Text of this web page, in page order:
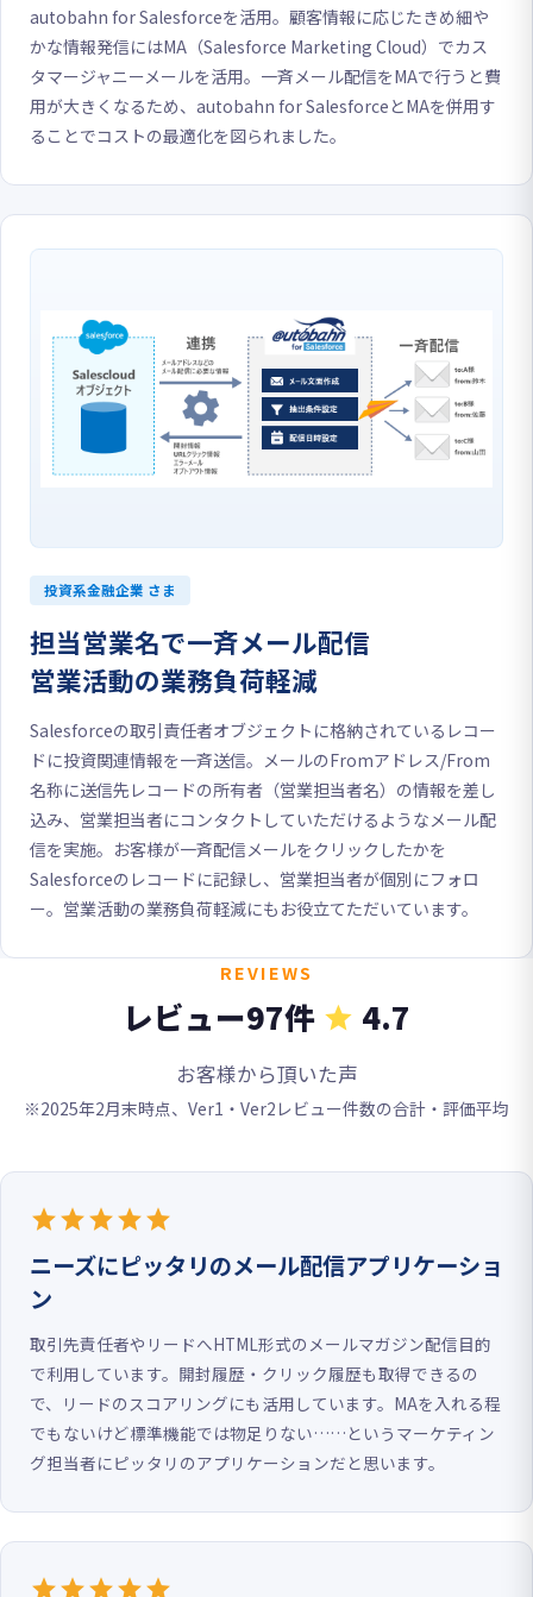
autobahn for Salesforceを活用。顧客情報に応じたきめ細や
かな情報発信にはMA（Salesforce Marketing Cloud）でカス
タマージャニーメールを活用。一斉メール配信をMAで行うと費
用が大きくなるため、autobahn for SalesforceとMAを併用す
ることでコストの最適化を図られました。
投資系金融企業 さま
担当営業名で一斉メール配信
営業活動の業務負荷軽減
Salesforceの取引責任者オブジェクトに格納されているレコー
ドに投資関連情報を一斉送信。メールのFromアドレス/From
名称に送信先レコードの所有者（営業担当者名）の情報を差し
込み、営業担当者にコンタクトしていただけるようなメール配
信を実施。お客様が一斉配信メールをクリックしたかを
Salesforceのレコードに記録し、営業担当者が個別にフォロ
ー。営業活動の業務負荷軽減にもお役立てただいています。
REVIEWS
レビュー97件 star 4.7
お客様から頂いた声
※2025年2月末時点、 Ver1・Ver2レビュー件数の合計・評価平均
starstarstarstarstar
ニーズにピッタリのメール配信アプリケーショ
ン
取引先責任者やリードへHTML形式のメールマガジン配信目的
で利用しています。開封履歴・クリック履歴も取得できるの
で、リードのスコアリングにも活用しています。MAを入れる程
でもないけど標準機能では物足りない……というマーケティン
グ担当者にピッタリのアプリケーションだと思います。
starstarstarstarstar